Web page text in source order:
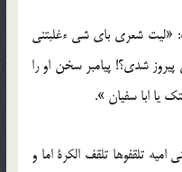
«لیت شعری بای شی ءغلبتنی
شدی؟! پیامبر سخن او را
یا ابا سفیان ».
تلقفوها تلقف الکرة اما و